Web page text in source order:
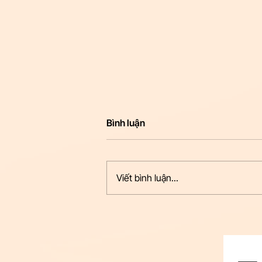
COMMERCE 2026 thúc đẩy
Bình luận
Viết bình luận...